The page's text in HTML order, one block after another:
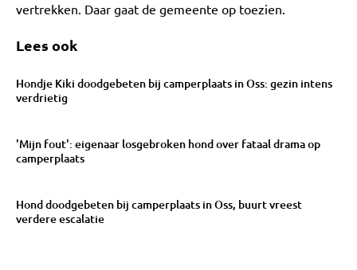
vertrekken. Daar gaat de gemeente op toezien.
Lees ook
Hondje Kiki doodgebeten bij camperplaats in Oss: gezin intens
verdrietig
'Mijn fout': eigenaar losgebroken hond over fataal drama op
camperplaats
Hond doodgebeten bij camperplaats in Oss, buurt vreest
verdere escalatie